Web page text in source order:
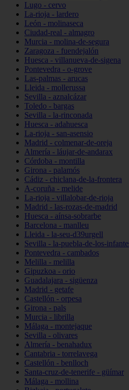
Lugo - cervo
La-rioja - lardero
León - molinaseca
Ciudad-real - almagro
Murcia - molina-de-segura
Zaragoza - fuendejalón
Huesca - villanueva-de-sigena
Pontevedra - o-grove
Las-palmas - arucas
Lleida - mollerussa
Sevilla - aznalcázar
Toledo - bargas
Sevilla - la-rinconada
Huesca - adahuesca
La-rioja - san-asensio
Madrid - colmenar-de-oreja
Almería - láujar-de-andarax
Córdoba - montilla
Girona - palamós
Cádiz - chiclana-de-la-frontera
A-coruña - melide
La-rioja - villalobar-de-rioja
Madrid - las-rozas-de-madrid
Huesca - aínsa-sobrarbe
Barcelona - manlleu
Lleida - la-seu-d39urgell
Sevilla - la-puebla-de-los-
Pontevedra - cambados
Melilla - melilla
Gipuzkoa - orio
Guadalajara - sigüenza
Madrid - getafe
Castellón - orpesa
Girona - pals
Murcia - librilla
Málaga - montejaque
Sevilla - olivares
Almería - benahadux
Cantabria - torrelavega
Castellón - benlloch
Santa-cruz-de-tenerife - güímar
Málaga - mollina